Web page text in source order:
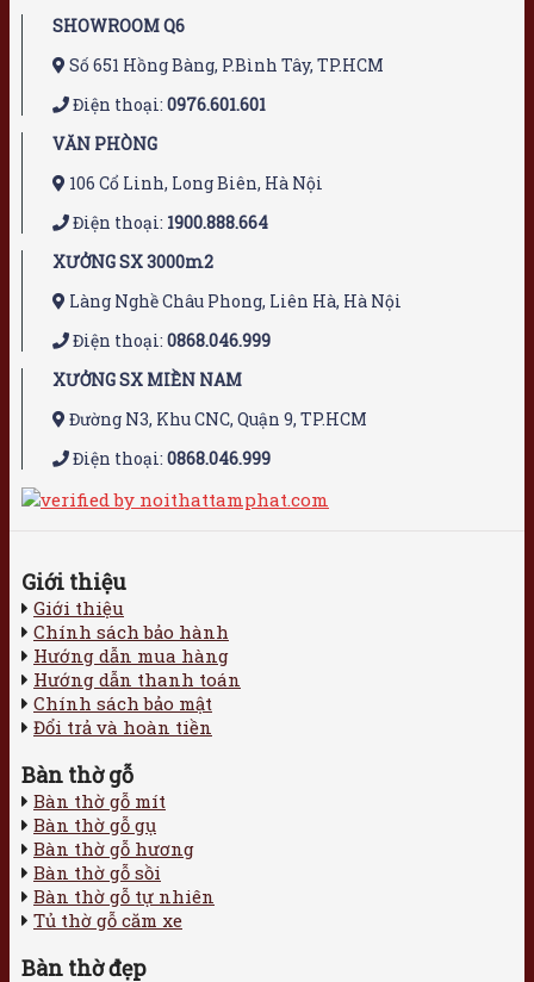
SHOWROOM Q6
Số 651 Hồng Bàng, P.Bình Tây, TP.HCM
Điện thoại: 0976.601.601
VĂN PHÒNG
106 Cổ Linh, Long Biên, Hà Nội
Điện thoại: 1900.888.664
XƯỞNG SX 3000m2
Làng Nghề Châu Phong, Liên Hà, Hà Nội
Điện thoại: 0868.046.999
XƯỞNG SX MIỀN NAM
Đường N3, Khu CNC, Quận 9, TP.HCM
Điện thoại: 0868.046.999
Giới thiệu
Giới thiệu
Chính sách bảo hành
Hướng dẫn mua hàng
Hướng dẫn thanh toán
Chính sách bảo mật
Đổi trả và hoàn tiền
Bàn thờ gỗ
Bàn thờ gỗ mít
Bàn thờ gỗ gụ
Bàn thờ gỗ hương
Bàn thờ gỗ sồi
Bàn thờ gỗ tự nhiên
Tủ thờ gỗ căm xe
Bàn thờ đẹp